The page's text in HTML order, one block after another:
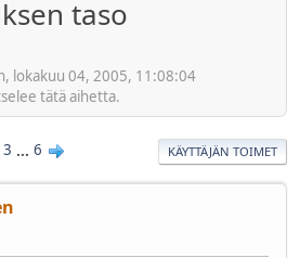
taso
lokakuu 04, 2005, 11:08:04
tätä aihetta.
3 ... 6 KÄYTTÄJÄN TOIMET